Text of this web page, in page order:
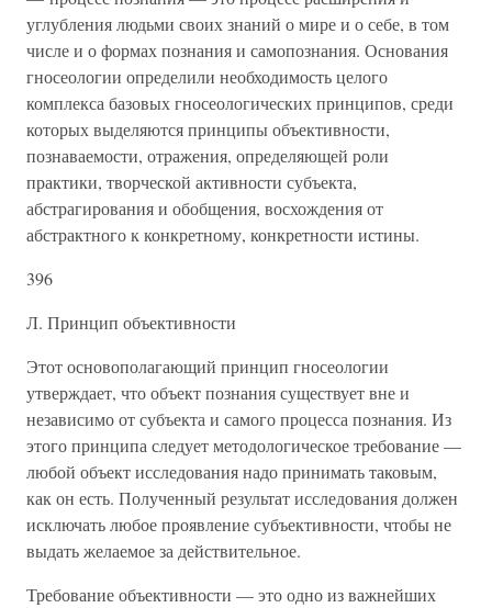
углубления людьми своих знаний о мире и о себе, в том
числе и о формах познания и самопознания. Основания
гносеологии определили необходимость целого
комплекса базовых гносеологических принципов, среди
которых выделяются принципы объективности,
познаваемости, отражения, определяющей роли
практики, творческой активности субъекта,
абстрагирования и обобщения, восхождения от
абстрактного к конкретному, конкретности истины.
396
Л. Принцип объективности
Этот основополагающий принцип гносеологии
утверждает, что объект познания существует вне и
независимо от субъекта и самого процесса познания. Из
этого принципа следует методологическое требование —
любой объект исследования надо принимать таковым,
как он есть. Полученный результат исследования должен
исключать любое проявление субъективности, чтобы не
выдать желаемое за действительное.
Требование объективности — это одно из важнейших